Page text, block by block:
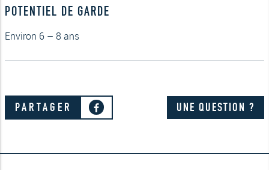
POTENTIEL DE GARDE
Environ 6 – 8 ans
PARTAGER UNE QUESTION ?